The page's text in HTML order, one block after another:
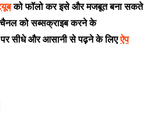
को फॉलो कर इसे और मजबूत बना सकते
चैनल को सब्सक्राइब करने के
सीधे और आसानी से पढ़ने के लिएऐप